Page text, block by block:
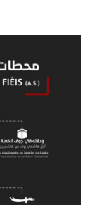
Hussein
Diante da
Imam dos
Ibn Abi Táleb
o ex-